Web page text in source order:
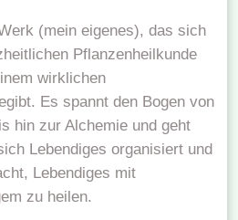
(mein eigenes), das sich
Pflanzenheilkunde
wirklichen
Es spannt den Bogen von
hin zur Alchemie und geht
Lebendiges organisiert und
Lebendiges mit
zu heilen.